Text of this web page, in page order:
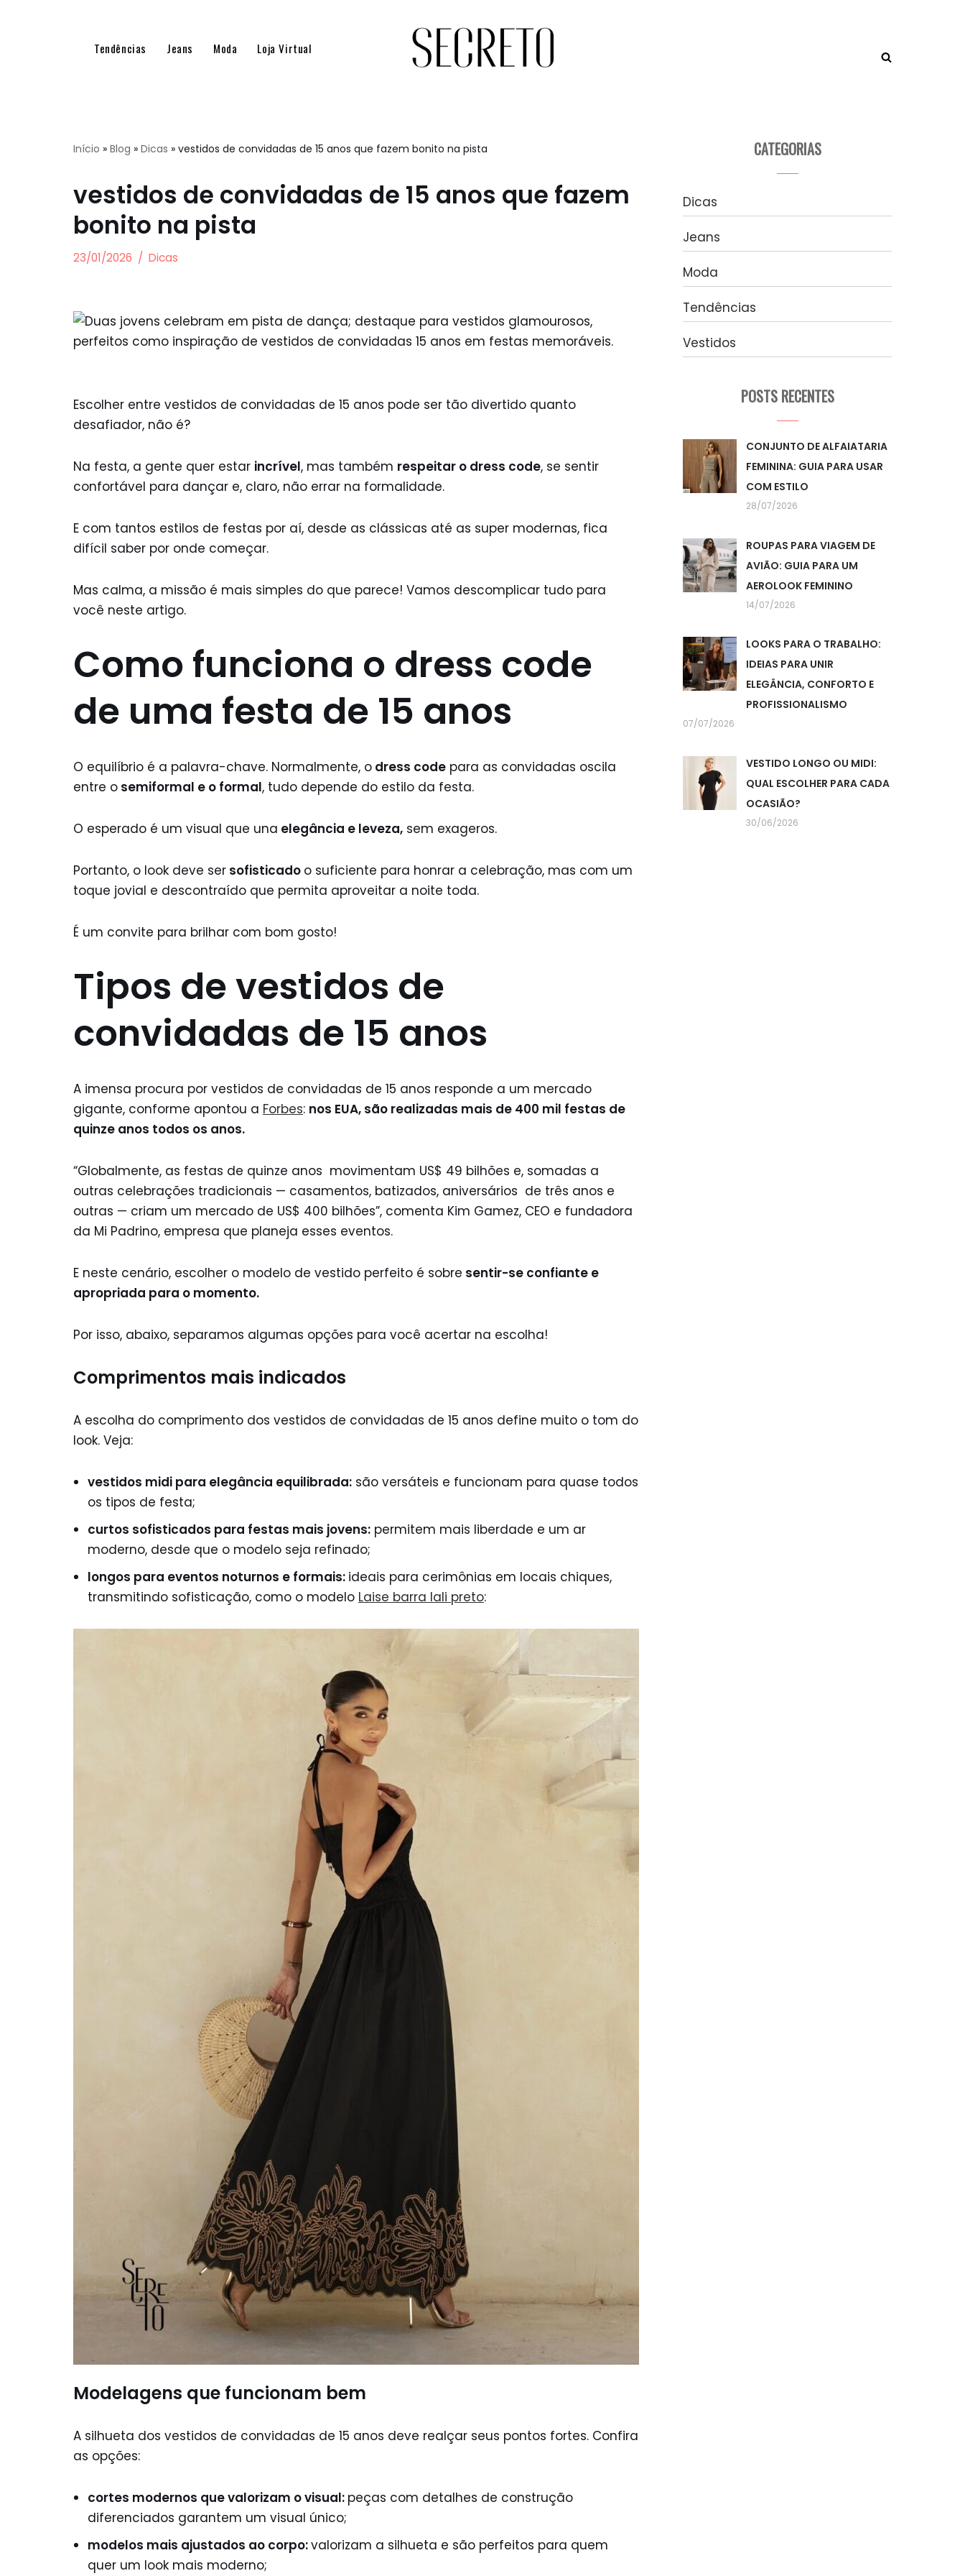
Tendências Jeans Moda Loja Virtual
Início » Blog » Dicas » vestidos de convidadas de 15 anos que fazem bonito na pista
vestidos de convidadas de 15 anos que fazem
bonito na pista
23/01/2026 Dicas
Escolher entre vestidos de convidadas de 15 anos pode ser tão divertido quanto
desafiador, não é?
Na festa, a gente quer estar incrível, mas também respeitar o dress code, se sentir
confortável para dançar e, claro, não errar na formalidade.
E com tantos estilos de festas por aí, desde as clássicas até as super modernas, fica
difícil saber por onde começar.
Mas calma, a missão é mais simples do que parece! Vamos descomplicar tudo para
você neste artigo.
Como funciona o dress code
de uma festa de 15 anos
O equilíbrio é a palavra-chave. Normalmente, o dress code para as convidadas oscila
entre o semiformal e o formal, tudo depende do estilo da festa.
O esperado é um visual que una elegância e leveza, sem exageros.
Portanto, o look deve ser sofisticado o suficiente para honrar a celebração, mas com um
toque jovial e descontraído que permita aproveitar a noite toda.
É um convite para brilhar com bom gosto!
Tipos de vestidos de
convidadas de 15 anos
A imensa procura por vestidos de convidadas de 15 anos responde a um mercado
gigante, conforme apontou a Forbes: nos EUA, são realizadas mais de 400 mil festas de
quinze anos todos os anos.
“Globalmente, as festas de quinze anos movimentam US$ 49 bilhões e, somadas a
outras celebrações tradicionais — casamentos, batizados, aniversários de três anos e
outras — criam um mercado de US$ 400 bilhões”, comenta Kim Gamez, CEO e fundadora
da Mi Padrino, empresa que planeja esses eventos.
E neste cenário, escolher o modelo de vestido perfeito é sobre sentir-se confiante e
apropriada para o momento.
Por isso, abaixo, separamos algumas opções para você acertar na escolha!
Comprimentos mais indicados
A escolha do comprimento dos vestidos de convidadas de 15 anos define muito o tom do
look. Veja:
vestidos midi para elegância equilibrada: são versáteis e funcionam para quase todos
os tipos de festa;
curtos sofisticados para festas mais jovens: permitem mais liberdade e um ar
moderno, desde que o modelo seja refinado;
longos para eventos noturnos e formais: ideais para cerimônias em locais chiques,
transmitindo sofisticação, como o modelo Laise barra lali preto:
Modelagens que funcionam bem
A silhueta dos vestidos de convidadas de 15 anos deve realçar seus pontos fortes. Confira
as opções:
cortes modernos que valorizam o visual: peças com detalhes de construção
diferenciados garantem um visual único;
modelos mais ajustados ao corpo:valorizam a silhueta e são perfeitos para quem
quer um look mais moderno;
CATEGORIAS
Dicas
Jeans
Moda
Tendências
Vestidos
POSTS RECENTES
CONJUNTO DE ALFAIATARIA
FEMININA: GUIA PARA USAR
COM ESTILO
28/07/2026
ROUPAS PARA VIAGEM DE
AVIÃO: GUIA PARA UM
AEROLOOK FEMININO
14/07/2026
LOOKS PARA O TRABALHO:
IDEIAS PARA UNIR
ELEGÂNCIA, CONFORTO E
PROFISSIONALISMO
07/07/2026
VESTIDO LONGO OU MIDI:
QUAL ESCOLHER PARA CADA
OCASIÃO?
30/06/2026